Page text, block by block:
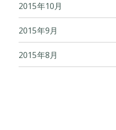
2015年10月
2015年9月
2015年8月